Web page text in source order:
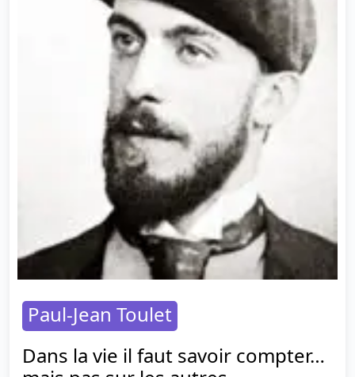
Paul-Jean Toulet
Dans la vie il faut savoir compter…